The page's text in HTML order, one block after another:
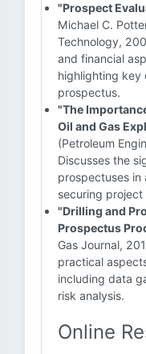
"Prospect
Michael C.
Technology,
and financial
highlighting key
prospectus.
"The
Oil and Gas
(Petroleum
Discusses the
prospectuses
securing project
"Drilling and
Prospectus
Gas Journal,
practical
including data
risk analysis.
Online